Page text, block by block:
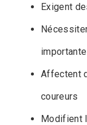
Exigent
importante
Affectent
coureurs
Modifient